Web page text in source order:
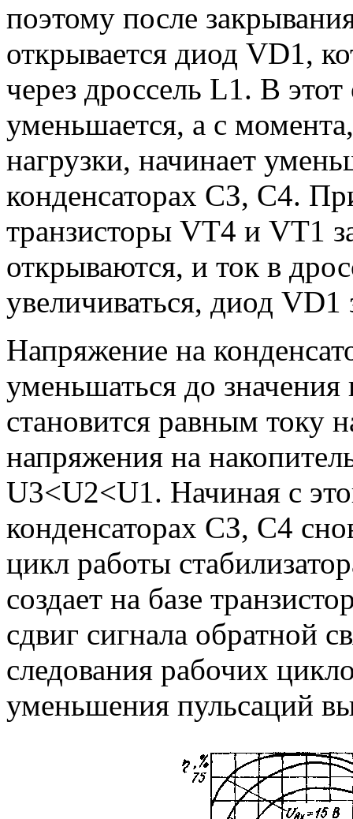
поэтому после
открывается диод VD1,
через дроссель L1. В
уменьшается, а с
нагрузки, начинает
конденсаторах СЗ, С4.
транзисторы VT4 и VT1
открываются, и ток в
увеличиваться, диод VD1
Напряжение на
уменьшаться до значения
становится равным току
напряжения на
U3<U2<U1. Начиная с
конденсаторах СЗ, С4
цикл работы
создает на базе
сдвиг сигнала обратной
следования рабочих
уменьшения пульсаций